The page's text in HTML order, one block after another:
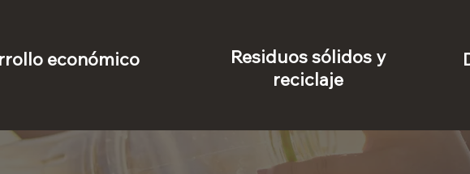
económico
Residuos sólidos y
reciclaje